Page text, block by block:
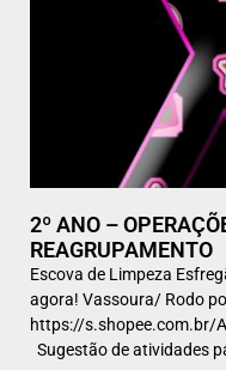
2º ANO –
REAGRUPAMENTO
Escova de Limpeza
agora! Vassoura/ Rodo
https://s.shopee.com.br/
Sugestão de atividades